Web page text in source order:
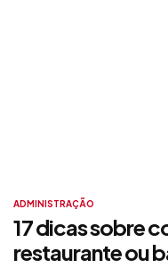
ADMINISTRAÇÃO
17 dicas sobre
restaurante ou